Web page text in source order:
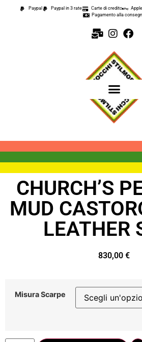
Paypal Paypal in 3 rate Carte di credito
Pagamento alla
CHURCH’S
MUD
LEATHER
830,00 €
Misura Scarpe